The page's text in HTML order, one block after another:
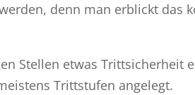
denn man erblickt das
Stellen etwas Trittsicherheit
Trittstufen angelegt.